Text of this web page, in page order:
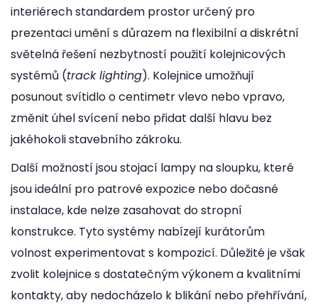
interiérechstandardem prostor určený pro
prezentaci umění s důrazem na flexibilní a diskrétní
světelná řešení nezbytností použití kolejnicových
systémů (track lighting). Kolejnice umožňují
posunout svítidlo o centimetr vlevo nebo vpravo,
změnit úhel svícení nebo přidat další hlavu bez
jakéhokoli stavebního zákroku.
Další možností jsou stojací lampy na sloupku, které
jsou ideální pro patrové expozice nebo dočasné
instalace, kde nelze zasahovat do stropní
konstrukce. Tyto systémy nabízejí kurátorům
volnost experimentovat s kompozicí. Důležité je však
zvolit kolejnice s dostatečným výkonem a kvalitními
kontakty, aby nedocházelo k blikání nebo přehřívání,